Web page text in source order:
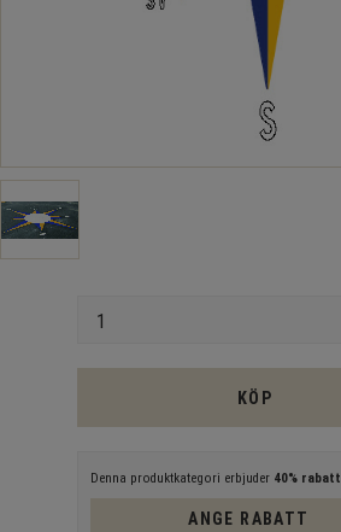
KÖP
Denna produktkategori erbjuder 40% rabatt
ANGE RABATT